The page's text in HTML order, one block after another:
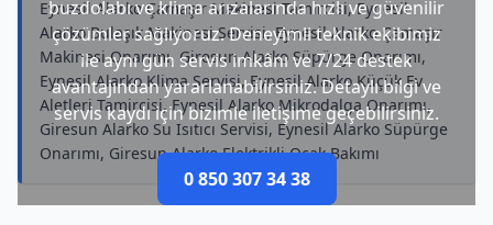
buzdolabı ve klima arızalarında hızlı ve güvenilir
çözümler sağlıyoruz. Deneyimli teknik ekibimiz
ile aynı gün servis imkânı ve 7/24 destek
avantajından yararlanabilirsiniz. Detaylı bilgi ve
servis kaydı için bizimle iletişime geçebilirsiniz.
0 850 307 34 38
Eynesil Alarko Çamaşır Makinesi Tamircisi, Eynesil
Alarko Bulaşık Makinesi Servisi, Eynesil Alarko Çamaşır
Makinesi Onarımı, Giresun Alarko Süpürge Onarımı,
Eynesil Alarko Klima Servisi, Eynesil Alarko Küçük Ev
Aletleri Tamircisi, Eynesil Alarko Mikrodalga Onarımı,
Giresun Alarko Su Isıtıcı Servisi, Eynesil Alarko Süpürge
Onarımı, Giresun Alarko Elektrikli Ocak Bakımı